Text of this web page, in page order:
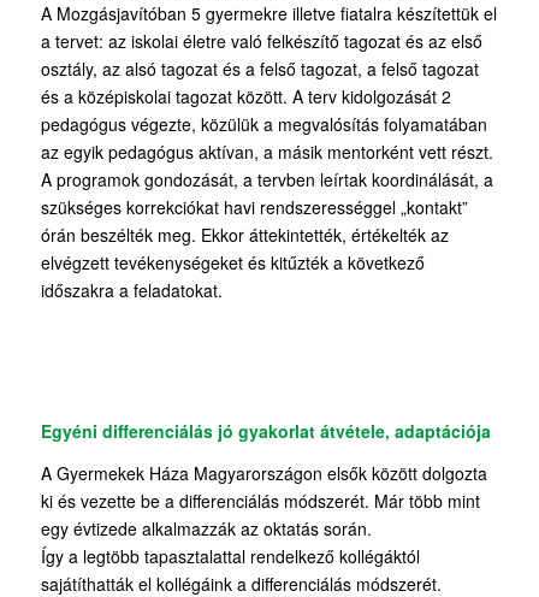
A Mozgásjavítóban 5 gyermekre illetve fiatalra készítettük el
a tervet: az iskolai életre való felkészítő tagozat és az első
osztály, az alsó tagozat és a felső tagozat, a felső tagozat
és a középiskolai tagozat között. A terv kidolgozását 2
pedagógus végezte, közülük a megvalósítás folyamatában
az egyik pedagógus aktívan, a másik mentorként vett részt.
A programok gondozását, a tervben leírtak koordinálását, a
szükséges korrekciókat havi rendszerességgel „kontakt”
órán beszélték meg. Ekkor áttekintették, értékelték az
elvégzett tevékenységeket és kitűzték a következő
időszakra a feladatokat.
Egyéni differenciálás jó gyakorlat átvétele, adaptációja
A Gyermekek Háza Magyarországon elsők között dolgozta
ki és vezette be a differenciálás módszerét. Már több mint
egy évtizede alkalmazzák az oktatás során.
Így a legtöbb tapasztalattal rendelkező kollégáktól
sajátíthatták el kollégáink a differenciálás módszerét.